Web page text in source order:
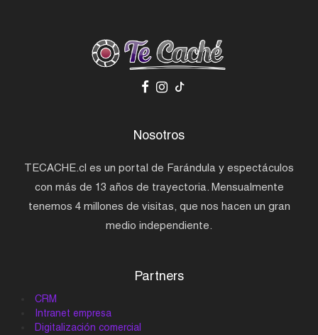
Nosotros
TECACHE.cl es un portal de Farándula y espectáculos
con más de 13 años de trayectoria. Mensualmente
tenemos 4 millones de visitas, que nos hacen un gran
medio independiente.
Partners
CRM
Intranet empresa
Digitalización comercial